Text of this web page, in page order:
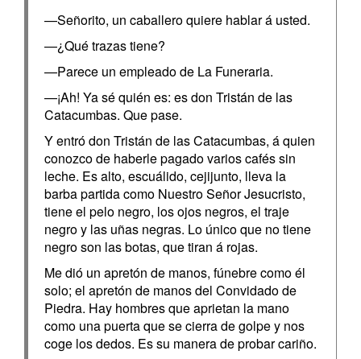
—Señorito, un caballero quiere hablar á usted.
—¿Qué trazas tiene?
—Parece un empleado de La Funeraria.
—¡Ah! Ya sé quién es: es don Tristán de las
Catacumbas. Que pase.
Y entró don Tristán de las Catacumbas, á quien
conozco de haberle pagado varios cafés sin
leche. Es alto, escuálido, cejijunto, lleva la
barba partida como Nuestro Señor Jesucristo,
tiene el pelo negro, los ojos negros, el traje
negro y las uñas negras. Lo único que no tiene
negro son las botas, que tiran á rojas.
Me dió un apretón de manos, fúnebre como él
solo; el apretón de manos del Convidado de
Piedra. Hay hombres que aprietan la mano
como una puerta que se cierra de golpe y nos
coge los dedos. Es su manera de probar cariño.